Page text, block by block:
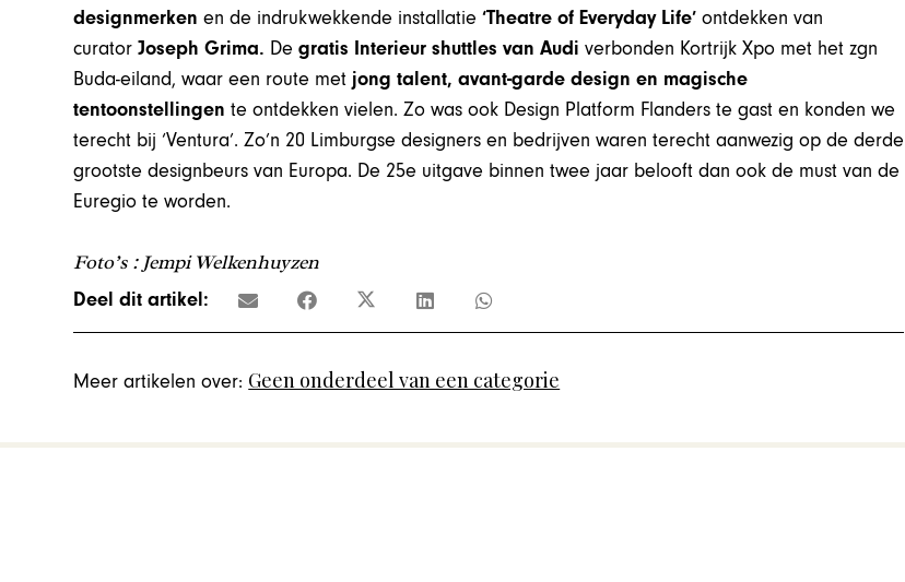
designmerken en de indrukwekkende installatie‘Theatre of Everyday Life’ontdekken van
curatorJoseph Grima. Degratis Interieur shuttles van Audi verbonden Kortrijk Xpo met het zgn
Buda-eiland, waar een route met jong talent, avant-garde design en magische
tentoonstellingen te ontdekken vielen. Zo was ook Design Platform Flanders te gast en konden we
terecht bij ‘Ventura’. Zo’n 20 Limburgse designers en bedrijven waren terecht aanwezig op de derde
grootste designbeurs van Europa. De 25e uitgave binnen twee jaar belooft dan ook de must van de
Euregio te worden.
Foto’s : Jempi Welkenhuyzen
Deel dit artikel:
Meer artikelen over: Geen onderdeel van een categorie